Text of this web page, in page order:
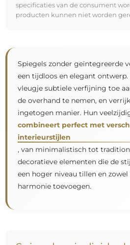
specificaties van de consument
producten kunnen niet worden
Spiegels zonder geïntegreerde
een tijdloos en elegant ontwerp.
vleugje subtiele verfijning toe
de overhand te nemen, en
ingetogen manier. Hun
combineert perfect met
interieurstijlen
, van minimalistisch tot
decoratieve elementen die de
een hoger niveau tillen en zowel
harmonie toevoegen.